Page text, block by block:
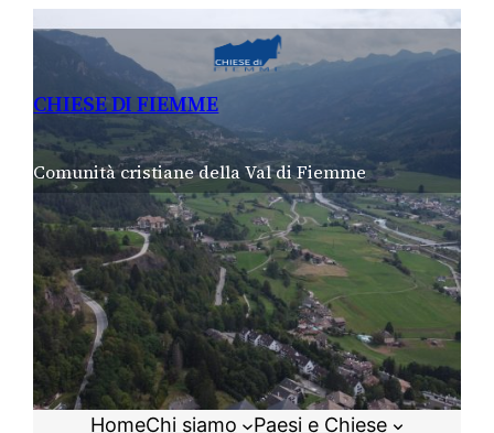
CHIESE DI FIEMME
Comunità cristiane della Val di Fiemme
HomeChi siamo
Paesi e Chiese